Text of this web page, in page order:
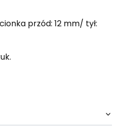
przód: 12 mm/ tył: